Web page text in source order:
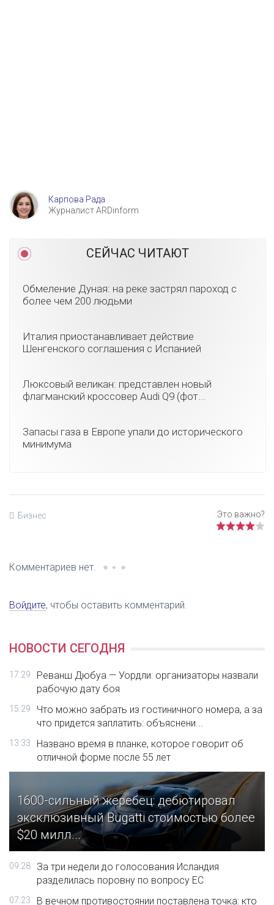
Карпова Рада
Журналист ARDinform
СЕЙЧАС ЧИТАЮТ
Обмеление Дуная: на реке застрял пароход с
более чем 200 людьми
Италия приостанавливает действие
Шенгенского соглашения с Испанией
Люксовый великан: представлен новый
флагманский кроссовер Audi Q9 (фот...
Запасы газа в Европе упали до исторического
минимума
Бизнес
Комментариев нет.
Войдите, чтобы оставить комментарий.
НОВОСТИ СЕГОДНЯ
17:29
Реванш Дюбуа — Уордли: организаторы назвали
рабочую дату боя
15:29
Что можно забрать из гостиничного номера, а за
что придется заплатить: объяснени...
13:33
Названо время в планке, которое говорит об
отличной форме после 55 лет
1600-сильный жеребец: дебютировал
эксклюзивный Bugatti стоимостью более
$20 милл...
09:28
За три недели до голосования Исландия
разделилась поровну по вопросу ЕС
07:23
В вечном противостоянии поставлена точка: кто